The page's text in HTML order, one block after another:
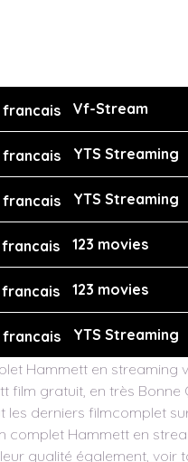
Vf-Stream
YTS Streaming
YTS Streaming
123 movies
123 movies
YTS Streaming
Hammett en streaming
film gratuit, en très
les derniers filmcomplet
complet Hammett en
qualité également,